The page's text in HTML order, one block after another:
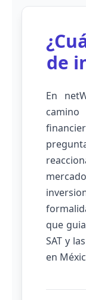
de
En
que
SAT y
en